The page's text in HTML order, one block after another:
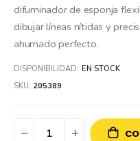
difuminador de esponja
dibujar líneas nítidas y
ahumado perfecto.
DISPONIBILIDAD: EN STOCK
SKU 205389